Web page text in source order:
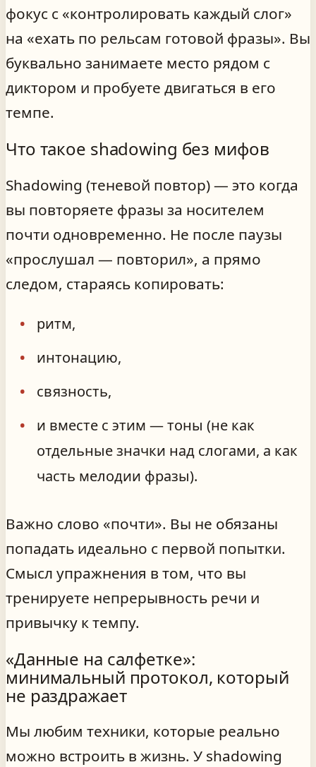
фокус с «контролировать каждый слог»
на «ехать по рельсам готовой фразы». Вы
буквально занимаете место рядом с
диктором и пробуете двигаться в его
темпе.
Что такое shadowing без мифов
Shadowing (теневой повтор) — это когда
вы повторяете фразы за носителем
почти одновременно. Не после паузы
«прослушал — повторил», а прямо
следом, стараясь копировать:
ритм,
интонацию,
связность,
и вместе с этим — тоны (не как
отдельные значки над слогами, а как
часть мелодии фразы).
Важно слово «почти». Вы не обязаны
попадать идеально с первой попытки.
Смысл упражнения в том, что вы
тренируете непрерывность речи и
привычку к темпу.
«Данные на салфетке»:
минимальный протокол, который
не раздражает
Мы любим техники, которые реально
можно встроить в жизнь. У shadowing